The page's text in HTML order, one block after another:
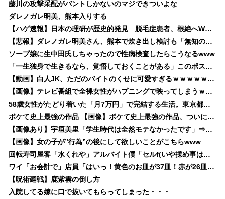
藤川の攻撃采配がバントしかないのマジできついよな
ダレノガレ明美、熊本入りする
【ハゲ速報】日本の理研が歴史的発見 脱毛症患者、根絶へWWWWWWWWWWWWWWWWWWWWWWWWWWWWWWWWWWWW
【悲報】ダレノガレ明美さん、熊本で炊き出し検討も「無知の善意はやめとけ」と指摘され回答・・・・・・・・・
ソープ嬢に生中田氏しちゃったので性病検査したらこうなるwww
「一生独身で生きるなら、覚悟しておくことがある」このポストが話題に
【動画】白人JK、ただのバイトのくせに可愛すぎるｗｗｗｗｗｗｗｗｗｗｗｗ❤
【画像】テレビ番組で全裸女性がハプニングで映ってしまうｗｗｗｗｗｗｗｗｗｗ❤
58歳女性がたどり着いた「月7万円」で完結する生活。東京都なのに「森林面積が約95％」の檜原村でのスローライフを謳歌
ボケて史上最強の作品 【画像】ボケて史上最強の作品、ついに決まるwww
【画像あり】宇垣美里「学生時代は全然モテなかったです」⇒！！！
【画像】女の子が”行為”の後にして欲しいことがこちらwww
回転寿司屋客「水くれや」アルバイト僕「セルf(いや揉め事は避けよう)」
ワイ「お会計で」店員「はいっ！黄色のお皿が37皿！赤が26皿！ラーメン2つといちごパフェですね！」→…とんでもな仕打ちを受けてしまう
【呪術廻戦】鹿紫雲の倒し方
入院してる嫁に口で抜いてもらってしまった・・・